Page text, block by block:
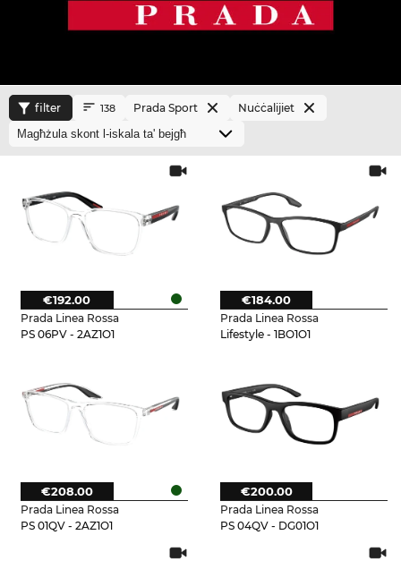
filter 138 Prada Sport Nuċċalijiet
Prada Linea Rossa
PS 06PV - 2AZ1O1
€192.00
Prada Linea Rossa
Lifestyle - 1BO1O1
€184.00
Prada Linea Rossa
PS 01QV - 2AZ1O1
€208.00
Prada Linea Rossa
PS 04QV - DG01O1
€200.00